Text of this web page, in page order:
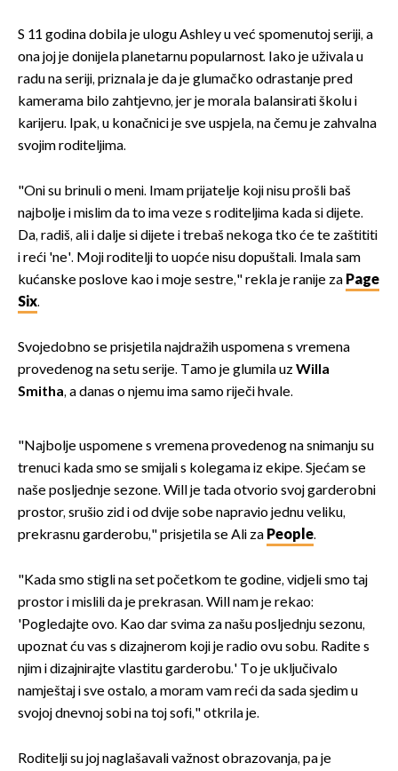
S 11 godina dobila je ulogu Ashley u već spomenutoj seriji, a
ona joj je donijela planetarnu popularnost. Iako je uživala u
radu na seriji, priznala je da je glumačko odrastanje pred
kamerama bilo zahtjevno, jer je morala balansirati školu i
karijeru. Ipak, u konačnici je sve uspjela, na čemu je zahvalna
svojim roditeljima.
"Oni su brinuli o meni. Imam prijatelje koji nisu prošli baš
najbolje i mislim da to ima veze s roditeljima kada si dijete.
Da, radiš, ali i dalje si dijete i trebaš nekoga tko će te zaštititi
i reći 'ne'. Moji roditelji to uopće nisu dopuštali. Imala sam
kućanske poslove kao i moje sestre," rekla je ranije za Page
Six.
Svojedobno se prisjetila najdražih uspomena s vremena
provedenog na setu serije. Tamo je glumila uzWilla
Smitha, a danas o njemu ima samo riječi hvale.
"Najbolje uspomene s vremena provedenog na snimanju su
trenuci kada smo se smijali s kolegama iz ekipe. Sjećam se
naše posljednje sezone. Will je tada otvorio svoj garderobni
prostor, srušio zid i od dvije sobe napravio jednu veliku,
prekrasnu garderobu," prisjetila se Ali za People.
"Kada smo stigli na set početkom te godine, vidjeli smo taj
prostor i mislili da je prekrasan. Will nam je rekao:
'Pogledajte ovo. Kao dar svima za našu posljednju sezonu,
upoznat ću vas s dizajnerom koji je radio ovu sobu. Radite s
njim i dizajnirajte vlastitu garderobu.' To je uključivalo
namještaj i sve ostalo, a moram vam reći da sada sjedim u
svojoj dnevnoj sobi na toj sofi," otkrila je.
Roditelji su joj naglašavali važnost obrazovanja, pa je